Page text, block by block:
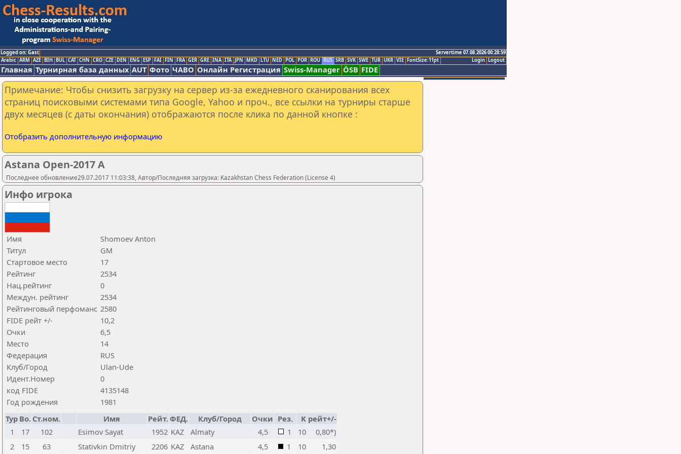
Logged on: Gast
Servertime 07.08.2026 00:28:59
Logout
Login
Arabic ARM AZE BIH BUL CAT CHN CRO CZE DEN ENG ESP FAI FIN FRA GER GRE INA ITA JPN MKD LTU NED POL POR ROU RUS SRB SVK SWE TUR UKR VIE FontSize:11pt
Главная Турнирная база данных AUT Фото ЧАВО Онлайн Регистрация Swiss-Manager ÖSB FIDE
Примечание: Чтобы снизить загрузку на сервер из-за ежедневного сканирования всех
страниц поисковыми системами типа Google, Yahoo и проч., все ссылки на турниры старше
двух месяцев (с даты окончания) отображаются после клика по данной кнопке :
Отобразить дополнительную информацию
Astana Open-2017 A
Последнее обновление29.07.2017 11:03:38, Автор/Последняя загрузка: Kazakhstan Chess Federation (License 4)
Инфо игрока
Имя
Shomoev Anton
Титул
GM
Стартовое место
17
Рейтинг
2534
Нац.рейтинг
0
Междун. рейтинг
2534
Рейтинговый перфоманс 2580
FIDE рейт +/-
10,2
Очки
6,5
Место
14
Федерация
RUS
Клуб/Город
Ulan-Ude
Идент.Номер
0
код FIDE
4135148
Год рождения
1981
Тур Bo. Ст.ном. Имя Рейт.ФЕД. Клуб/Город Очки Рез. K рейт+/-
1
17 102 Esimov Sayat 1952 KAZ Almaty 4,5 1 10
0,80*)
2
15 63 Stativkin Dmitriy 2206 KAZ Astana 4,5 1 10 1,30